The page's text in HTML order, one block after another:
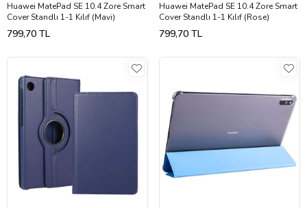
Huawei MatePad SE 10.4 Zore Smart
Cover Standlı 1-1 Kılıf (Mavi)
799,70 TL
Huawei MatePad SE 10.4 Zore Smart
Cover Standlı 1-1 Kılıf (Rose)
799,70 TL